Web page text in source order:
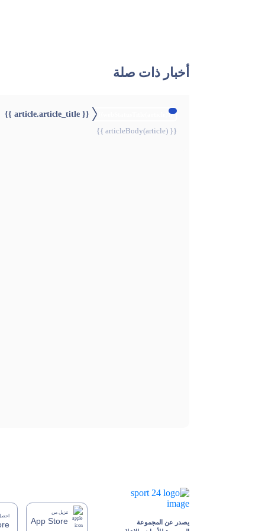
أخبار ذات صلة
{{webStatusTitle(article)}}
{{ article.article_title }}
{{ articleBody(article) }}
يصدر عن المجموعة
تنزيل من
App Store